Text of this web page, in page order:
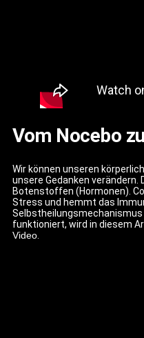
Vom Nocebo
Wir können unseren
unsere Gedanken
Botenstoffen (Hormonen).
Stress und hemmt das
Selbstheilungsmechanismus
funktioniert, wird in diesem
Video